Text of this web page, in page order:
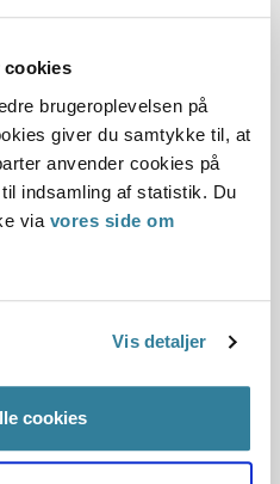
cookies
brugeroplevelsen på
giver du samtykke til, at
anvender cookies på
indsamling af statistik. Du
via vores side om
Vis detaljer
cookies
til et universitet
Lukkede døre
Midtjylland
en hensigtserklæring om at
Statsforvaltningen
kun kunne yde den
hvis der var en klar
havde
lukkede døre